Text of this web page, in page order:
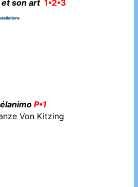
et son art1•2•3
P•1
Von Kitzing